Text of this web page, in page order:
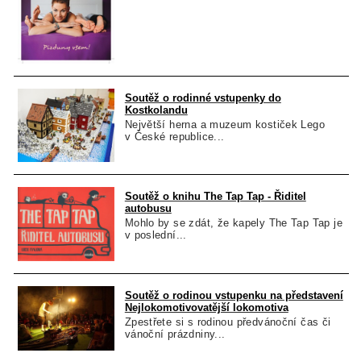
Soutěž o rodinné vstupenky do
Kostkolandu
Největší herna a muzeum kostiček Lego
v České republice...
Soutěž o knihu The Tap Tap - Řiditel
autobusu
Mohlo by se zdát, že kapely The Tap Tap je
v poslední...
Soutěž o rodinou vstupenku na představení
Nejlokomotivovatější lokomotiva
Zpestřete si s rodinou předvánoční čas či
vánoční prázdniny...